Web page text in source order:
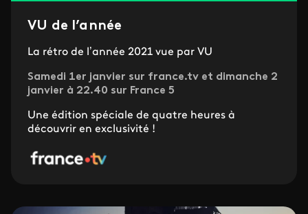
VU de l’année
La rétro de l’année 2021 vue par VU
Samedi 1er janvier sur france.tv et dimanche 2
janvier à 22.40 sur France 5
Une édition spéciale de quatre heures à
découvrir en exclusivité !